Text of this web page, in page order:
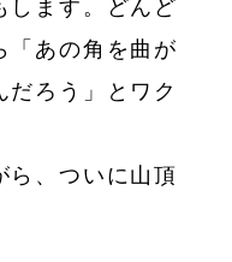
します。どんど
「あの角を曲が
だろう」とワク
ら、ついに山頂